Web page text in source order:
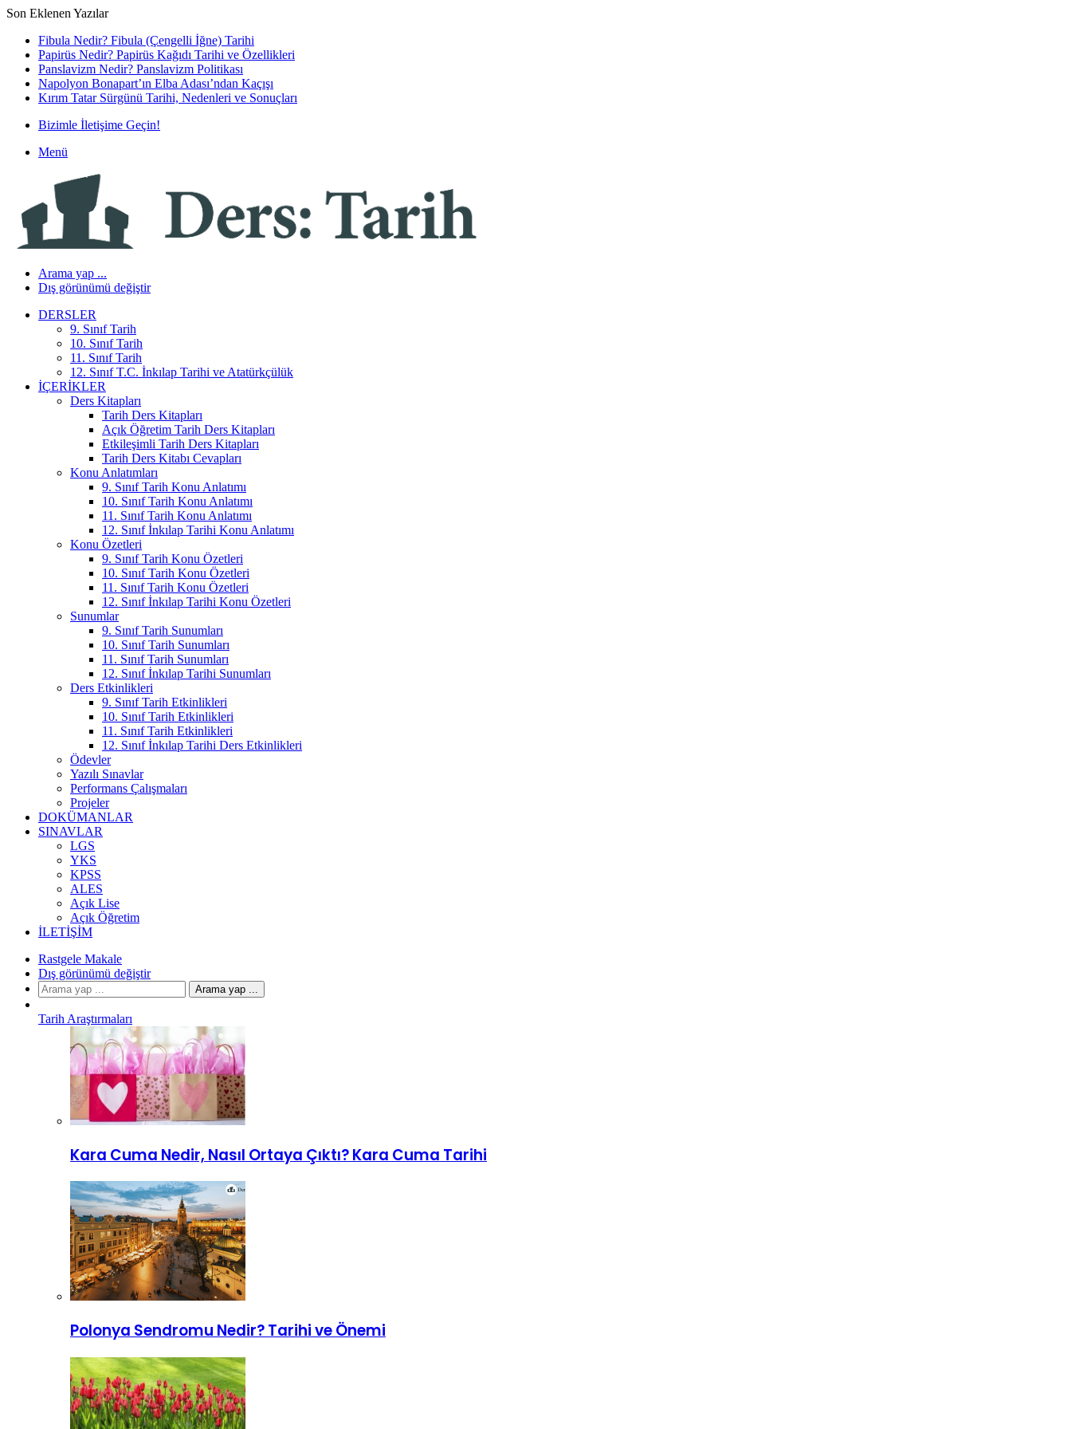
Son Eklenen Yazılar
Fibula Nedir? Fibula (Çengelli İğne) Tarihi
Papirüs Nedir? Papirüs Kağıdı Tarihi ve Özellikleri
Panslavizm Nedir? Panslavizm Politikası
Napolyon Bonapart’ın Elba Adası’ndan Kaçışı
Kırım Tatar Sürgünü Tarihi, Nedenleri ve Sonuçları
Bizimle İletişime Geçin!
Menü
Arama yap ...
Dış görünümü değiştir
DERSLER
9. Sınıf Tarih
10. Sınıf Tarih
11. Sınıf Tarih
12. Sınıf T.C. İnkılap Tarihi ve Atatürkçülük
İÇERIKLER
Ders Kitapları
Tarih Ders Kitapları
Açık Öğretim Tarih Ders Kitapları
Etkileşimli Tarih Ders Kitapları
Tarih Ders Kitabı Cevapları
Konu Anlatımları
9. Sınıf Tarih Konu Anlatımı
10. Sınıf Tarih Konu Anlatımı
11. Sınıf Tarih Konu Anlatımı
12. Sınıf İnkılap Tarihi Konu Anlatımı
Konu Özetleri
9. Sınıf Tarih Konu Özetleri
10. Sınıf Tarih Konu Özetleri
11. Sınıf Tarih Konu Özetleri
12. Sınıf İnkılap Tarihi Konu Özetleri
Sunumlar
9. Sınıf Tarih Sunumları
10. Sınıf Tarih Sunumları
11. Sınıf Tarih Sunumları
12. Sınıf İnkılap Tarihi Sunumları
Ders Etkinlikleri
9. Sınıf Tarih Etkinlikleri
10. Sınıf Tarih Etkinlikleri
11. Sınıf Tarih Etkinlikleri
12. Sınıf İnkılap Tarihi Ders Etkinlikleri
Ödevler
Yazılı Sınavlar
Performans Çalışmaları
Projeler
DOKÜMANLAR
SINAVLAR
LGS
YKS
KPSS
ALES
Açık Lise
Açık Öğretim
İLETIŞIM
Rastgele Makale
Dış görünümü değiştir
Arama yap ...
Tarih Araştırmaları
Kara Cuma Nedir, Nasıl Ortaya Çıktı? Kara Cuma Tarihi
Polonya Sendromu Nedir? Tarihi ve Önemi